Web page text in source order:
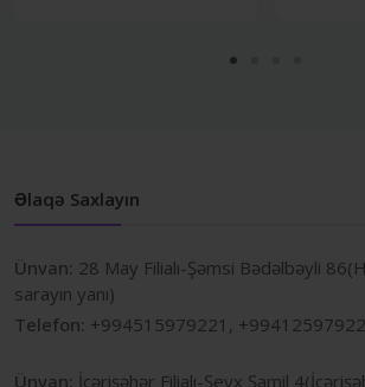
Əlaqə Saxlayın
Ünvan: 28 May Filialı-Şəmsi Bədəlbəyli
sarayın yanı)
Telefon: +994515979221,
Ünvan: İçərişəhər Filialı-Şeyx Şamil